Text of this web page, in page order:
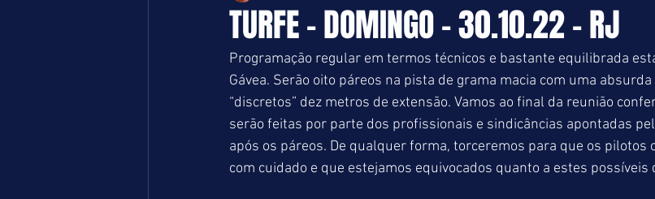
TURFE - DOMINGO - 30.10.22 - RJ
Programação regular em termos técnicos e bastante equilibrada
Gávea. Serão oito páreos na pista de grama macia com uma
“discretos” dez metros de extensão. Vamos ao final da reunião
serão feitas por parte dos profissionais e sindicâncias apontadas
após os páreos. De qualquer forma, torceremos para que os pilotos
com cuidado e que estejamos equivocados quanto a estes possíveis